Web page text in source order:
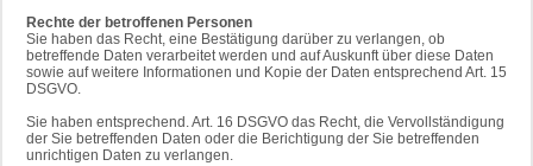
Rechte der betroffenen Personen
Sie haben das Recht, eine Bestätigung darüber zu verlangen, ob
betreffende Daten verarbeitet werden und auf Auskunft über diese Daten
sowie auf weitere Informationen und Kopie der Daten entsprechend Art. 15
DSGVO.
Sie haben entsprechend. Art. 16 DSGVO das Recht, die Vervollständigung
der Sie betreffenden Daten oder die Berichtigung der Sie betreffenden
unrichtigen Daten zu verlangen.